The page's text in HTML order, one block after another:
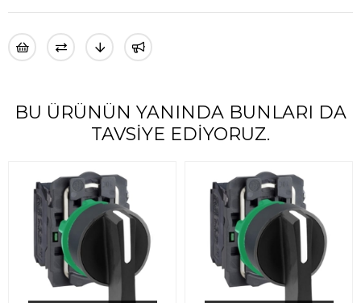
BU ÜRÜNÜN YANINDA BUNLARI DA
TAVSIYE EDIYORUZ.